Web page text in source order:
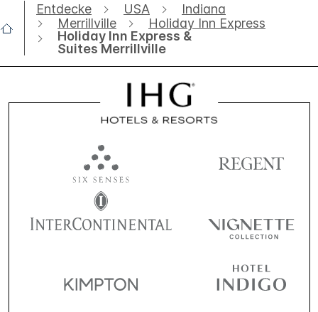
Entdecke USA
Indiana
Merrillville
Holiday Inn Express
Holiday Inn Express &
Suites Merrillville